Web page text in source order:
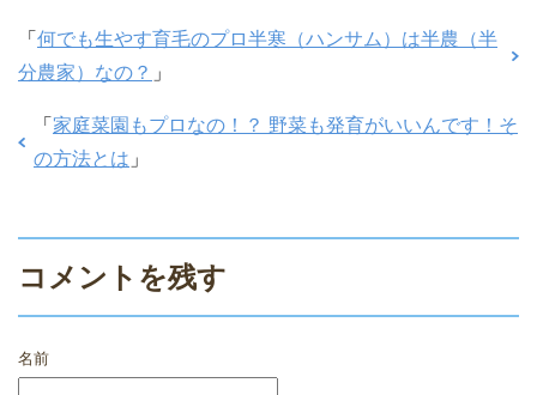
b
o
o
k
a
「 何でも生やす育毛のプロ半寒（ハンサム）は半農（半
分農家）なの？ 」
「 家庭菜園もプロなの！？ 野菜も発育がいいんです！そ
の方法とは 」
コメントを残す
名前